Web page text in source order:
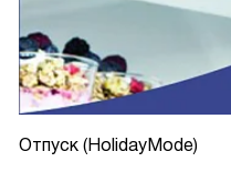
Отпуск (HolidayMode)